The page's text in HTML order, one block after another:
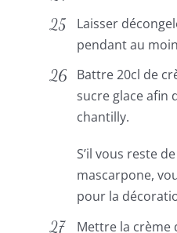
Laisser
pendant au
Battre 20cl de
sucre glace afin
chantilly.
S’il vous reste
mascarpone,
pour la
Mettre la crème